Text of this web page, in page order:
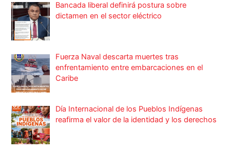
Bancada liberal definirá postura sobre
dictamen en el sector eléctrico
Fuerza Naval descarta muertes tras
enfrentamiento entre embarcaciones en el
Caribe
Día Internacional de los Pueblos Indígenas
reafirma el valor de la identidad y los derechos